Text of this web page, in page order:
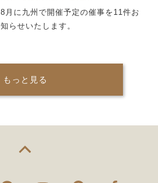
8月に九州で開催予定の催事を11件お
知らせいたします。
もっと見る